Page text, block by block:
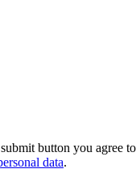
button you agree
data.